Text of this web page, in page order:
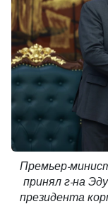
Премьер-
принял г-на
президента